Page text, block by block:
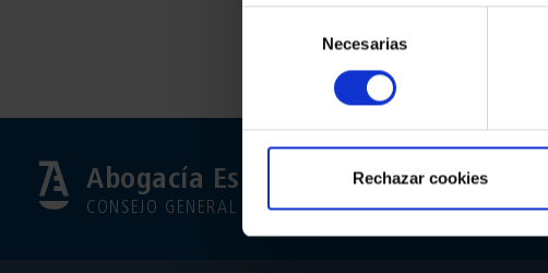
consentimiento
Necesarias
Rechazar cookies
Abogacía Española
CONSEJO GENERAL